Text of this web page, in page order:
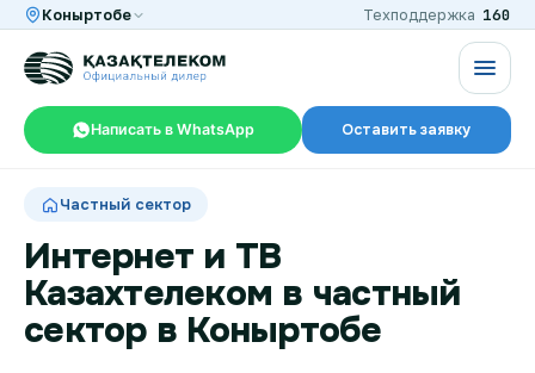
Коныртобе Техподдержка 160
Написать в WhatsApp Оставить заявку
Интернет и ТВ в квартире
Частный сектор
Интернет и ТВ
Казахтелеком в частный
сектор в Коныртобе